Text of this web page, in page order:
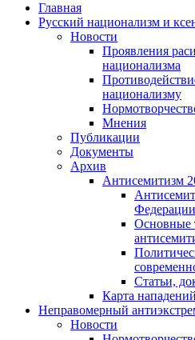
Главная
Русский национализм и
Новости
Проявления
национализма
национализму
Мнения
Публикации
Документы
Архив
Антисемитизм
Федерации
Основные
Статьи,
Карта
Неправомерный
Новости